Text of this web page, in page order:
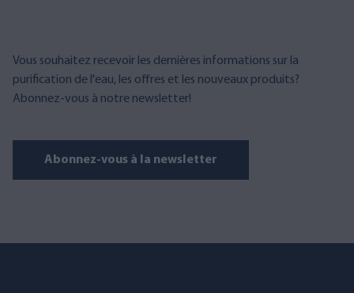
Vous souhaitez recevoir les dernières informations sur la
purification de l'eau, les offres et les nouveaux produits?
Abonnez-vous à notre newsletter!
Abonnez-vous à la newsletter